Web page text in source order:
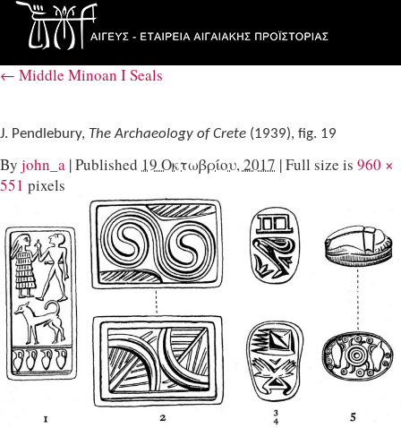
← Middle Minoan I Seals
J. Pendlebury, The Archaeology of Crete (1939), fig. 19
By john_a |Published 19 Οκτωβρίου, 2017 |Full size is 960 ×
551 pixels